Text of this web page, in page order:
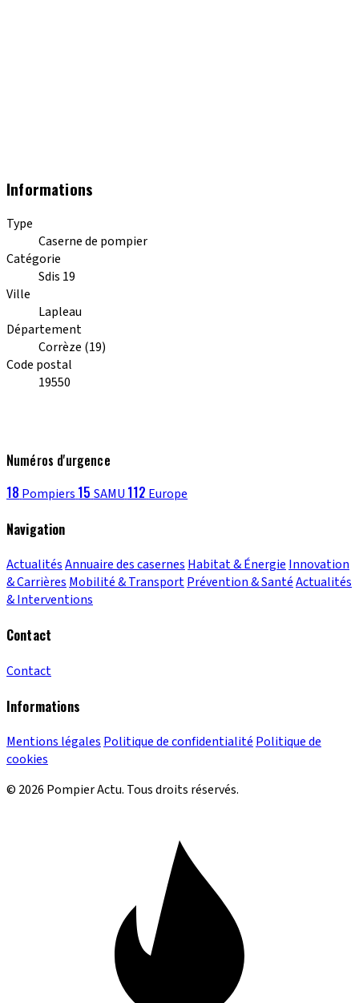
Informations
Type
Caserne de pompier
Catégorie
Sdis 19
Ville
Lapleau
Département
Corrèze (19)
Code postal
19550
Numéros d'urgence
18 Pompiers 15 SAMU 112 Europe
Navigation
ActualitésAnnuaire des casernes Habitat & Énergie Innovation
& Carrières Mobilité & TransportPrévention & SantéActualités
& Interventions
Contact
Contact
Informations
Mentions légales Politique de confidentialité Politique de
cookies
© 2026 Pompier Actu. Tous droits réservés.